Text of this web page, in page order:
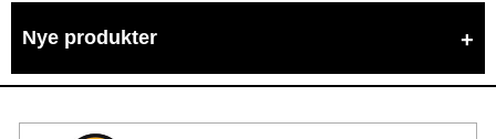
Nye produkter